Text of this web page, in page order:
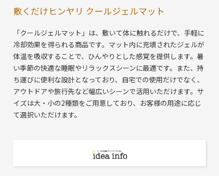
敷くだけヒンヤリ クールジェルマット
「クールジェルマット」は、敷いて体に触れるだけで、手軽に
冷却効果を得られる商品です。マット内に充填されたジェルが
体温を吸収することで、ひんやりとした感覚を提供します。暑
い季節の快適な睡眠やリラックスシーンに最適です。また、持
ち運びに便利な設計となっており、自宅での使用だけでなく、
アウトドアや旅行先など幅広いシーンで活用いただけます。サ
イズは大・小の2種類をご用意しており、お客様の用途に応じ
て選択いただけます。